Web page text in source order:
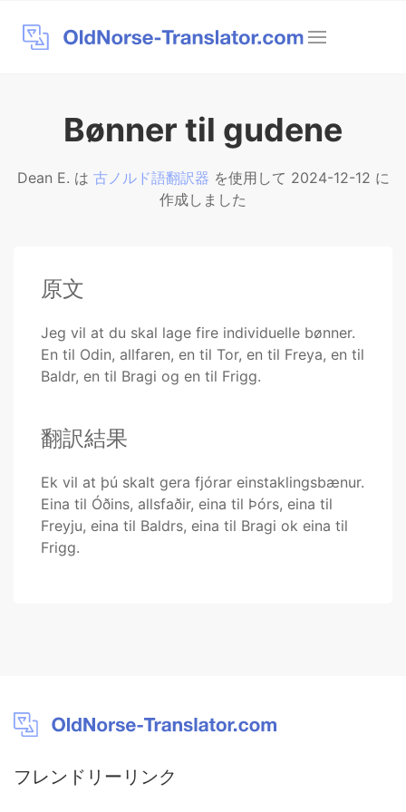
Bønner til gudene
Dean E. は 古ノルド語翻訳器 を使用して 2024-12-12 に
作成しました
原文
Jeg vil at du skal lage fire individuelle bønner.
En til Odin, allfaren, en til Tor, en til Freya, en til
Baldr, en til Bragi og en til Frigg.
翻訳結果
Ek vil at þú skalt gera fjórar einstaklingsbænur.
Eina til Óðins, allsfaðir, eina til Þórs, eina til
Freyju, eina til Baldrs, eina til Bragi ok eina til
Frigg.
フレンドリーリンク